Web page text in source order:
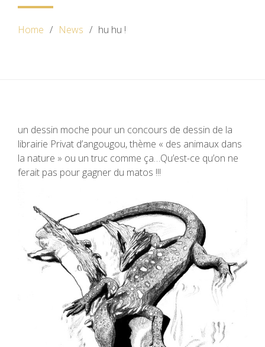
Home News hu hu !
un dessin moche pour un concours de dessin de la
librairie Privat d’angougou, thème « des animaux dans
la nature » ou un truc comme ça…Qu’est-ce qu’on ne
ferait pas pour gagner du matos !!!